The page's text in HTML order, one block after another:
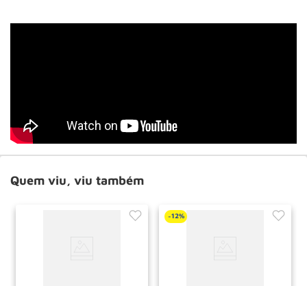
Quem viu, viu também
-12%